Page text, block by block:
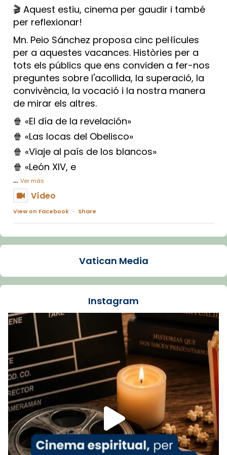
🎬 Aquest estiu, cinema per gaudir i també
per reflexionar!
Mn. Peio Sánchez proposa cinc pel·lícules
per a aquestes vacances. Històries per a
tots els públics que ens conviden a fer-nos
preguntes sobre l'acollida, la superació, la
convivència, la vocació i la nostra manera
de mirar els altres.
🍿 «El día de la revelación»
🍿 «Las locas del Obelisco»
🍿 «Viaje al país de los blancos»
🍿 «León XIV, e
... Ver más
Vídeo
View on Facebook · Share
Arquebisbat de Barcelona
La Carmina va patir depressió. Fa gairebé
dos mesos, a l'Estadi Lluís Companys, la
Recupera l'entrevista comp
Vatican
tican News 👇
www.vaticannews.va/es/iglesia/news/2026-
07/carmina-historia-depresion-papa-viaje-
espana-testimoni...
Foto
View on Facebook · Share
Arquebisbat de Barcelona
2 weeks ago
Vatican Media
Instagram